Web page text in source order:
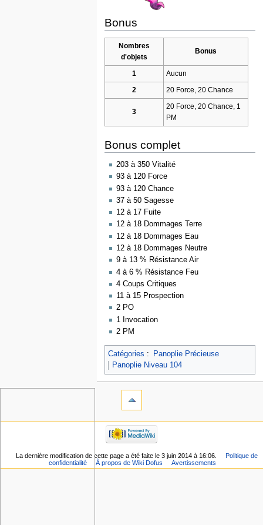
Bonus
Nombres
d'objets
Bonus
1
Aucun
2
20 Force, 20 Chance
3
20 Force, 20 Chance, 1
PM
Bonus complet
203 à 350 Vitalité
93 à 120 Force
93 à 120 Chance
37 à 50 Sagesse
12 à 17 Fuite
12 à 18 Dommages Terre
12 à 18 Dommages Eau
12 à 18 Dommages Neutre
9 à 13 % Résistance Air
4 à 6 % Résistance Feu
4 Coups Critiques
11 à 15 Prospection
2 PO
1 Invocation
2 PM
Catégories :
Panoplie Précieuse
Panoplie Niveau 104
La dernière modification de cette page a été faite le 3 juin 2014 à 16:06.
Politique de
confidentialité
À propos de Wiki Dofus Avertissements